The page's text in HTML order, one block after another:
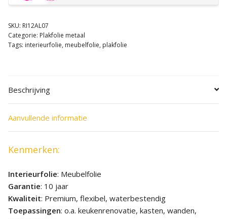
SKU: RI12AL07
Categorie: Plakfolie metaal
Tags: interieurfolie, meubelfolie, plakfolie
Beschrijving
Aanvullende informatie
Kenmerken:
Interieurfolie: Meubelfolie
Garantie: 10 jaar
Kwaliteit: Premium, flexibel, waterbestendig
Toepassingen: o.a. keukenrenovatie, kasten, wanden,